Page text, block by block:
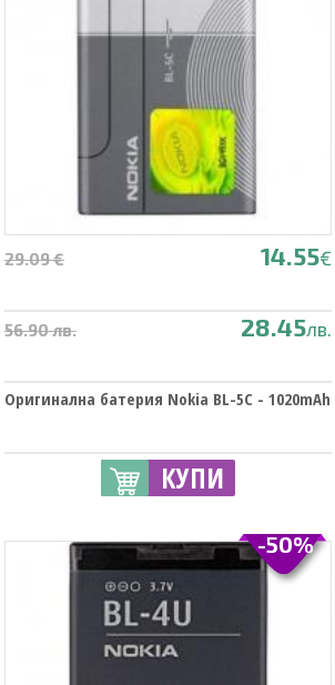
29.09 € 14.55€
56.90 лв. 28.45лв.
Оригинална батерия Nokia BL-5C - 1020mAh
КУПИ
-50%